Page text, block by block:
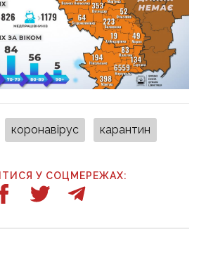
коронавірус карантин
У СОЦМЕРЕЖАХ: